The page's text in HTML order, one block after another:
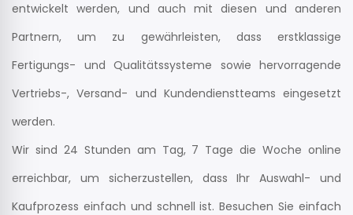
entwickelt werden, und auch mit diesen und anderen
Partnern, um zu gewährleisten, dass erstklassige
Fertigungs- und Qualitätssysteme sowie hervorragende
Vertriebs-, Versand- und Kundendienstteams eingesetzt
werden.
Wir sind 24 Stunden am Tag, 7 Tage die Woche online
erreichbar, um sicherzustellen, dass Ihr Auswahl- und
Kaufprozess einfach und schnell ist. Besuchen Sie einfach